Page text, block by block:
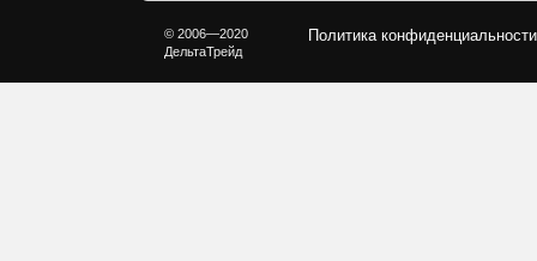
Политика конфиденциальности
© 2006—2020
ДельтаТрейд